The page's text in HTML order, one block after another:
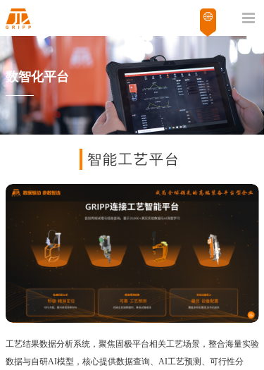
数智化平台
智能工艺平台
工艺结果数据分析系统，聚焦固极平台相关工艺场景，整合海量实验
数据与自研AI模型，核心提供数据查询、AI工艺预测、可行性分